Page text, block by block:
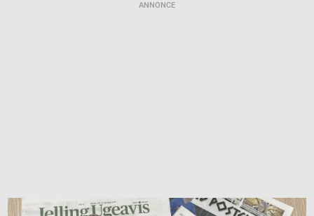
ANNONCE